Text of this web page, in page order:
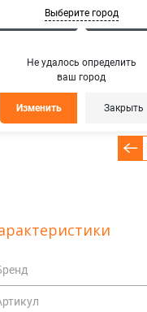
Не удалось определить
ваш город
Изменить Закрыть
Выберите город